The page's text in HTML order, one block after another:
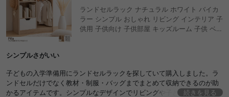
ランドセルラック ナチュラル ホワイト バイカ
ラー シンプル おしゃれ リビング インテリア 子
供用 子供向け 子供部屋 キッズルーム 子供 ベビ
シンプルさがいい
子どもの入学準備用にランドセルラックを探していて購入しました。ラ
ンドセルだけでなく教材・制服・バッグまでまとめて収納できるのが助
かるアイテムです。シンプルなデザインでリビングや子ども部屋に置い
続きを見る